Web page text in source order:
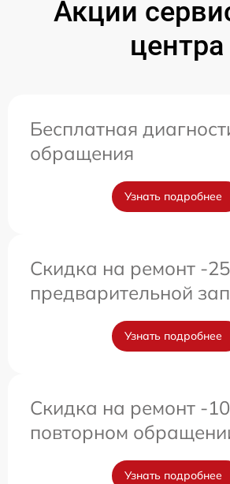
Акции
центра
Бесплатная
обращения
Узнать подробнее
Скидка на ремонт -
предварительной
Узнать подробнее
Скидка на ремонт -
повторном
Узнать подробнее